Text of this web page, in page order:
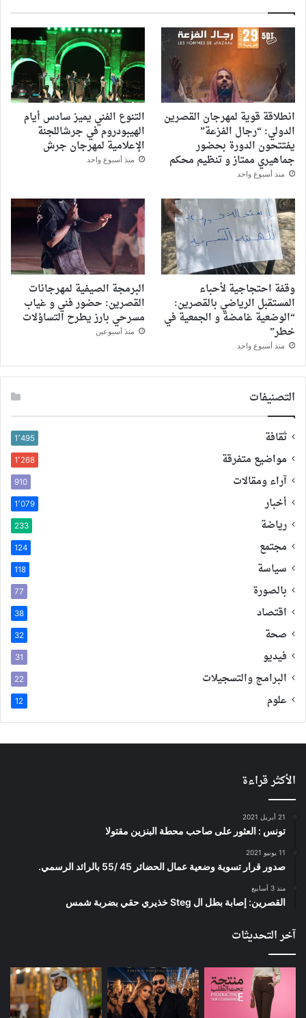
انطلاقة قوية لمهرجان القصرين
الدولي: “رجال الفزعة”
يفتتحون الدورة بحضور
جماهيري ممتاز و تنظيم محكم
منذ أسبوع واحد
التنوع الفني يميز سادس أيام
الهيبودروم في جرشاللجنة
الإعلامية لمهرجان جرش
منذ أسبوع واحد
وقفة احتجاجية لأحباء
المستقبل الرياضي بالقصرين:
“الوضعية غامضة و الجمعية في
خطر”
منذ أسبوع واحد
البرمجة الصيفية لمهرجانات
القصرين: حضور فني و غياب
مسرحي بارز يطرح التساؤلات
منذ أسبوعين
التصنيفات
ثقافة 1٬495
مواضيع متفرقة 1٬268
آراء ومقالات 910
أخبار 1٬079
رياضة 233
مجتمع 124
سياسة 118
بالصورة 77
اقتصاد 38
صحة 32
فيديو 31
البرامج والتسجيلات 22
علوم 12
الأكثر قراءة
21 أبريل 2021
تونس : العثور على صاحب محطة البنزين مقتولا
11 يونيو 2021
صدور قرار تسوية وضعية عمال الحضائر 45 /55 بالرائد الرسمي.
منذ 3 أسابيع
القصرين: إصابة بطل ال Steg خذيري حقي بضربة شمس
آخر التحديثات